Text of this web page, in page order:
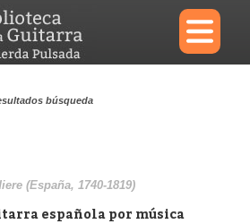
×
Diccionario
búsqueda
(España, 1740-1819)
española por música